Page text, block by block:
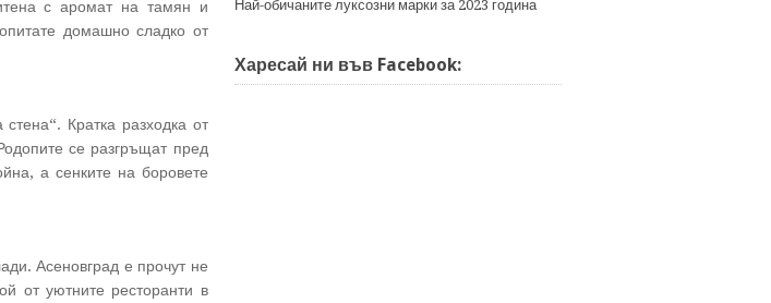
с аромат на тамян и
домашно сладко от
Кратка разходка от
се разгръщат пред
а сенките на боровете
Асеновград е прочут не
от уютните ресторанти в
Най-обичаните луксозни марки за 2023 година
Харесай ни във Facebook: